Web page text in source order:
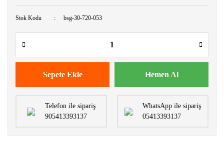
Stok Kodu bsg-30-720-053
Sepete Ekle Hemen Al
Telefon ile sipariş
905413393137
WhatsApp ile sipariş
05413393137